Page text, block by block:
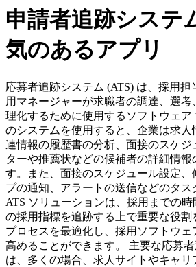
申請者追跡システ
気のあるアプリ
応募者追跡システム (ATS) は、採用
用マネージャーが求職者の調達、選
理化するために使用するソフトウェア
のシステムを使用すると、企業は求人
連情報の履歴書の分析、面接のスケジ
ターや推薦状などの候補者の詳細情報
す。また、面接のスケジュール設定、
プの通知、アラートの送信などのタス
ATS ソリューションは、採用までの
の採用指標を追跡する上で重要な役割
プロセスを最適化し、採用ソフトウ
高めることができます。 主要な応募
は、多くの場合、求人サイトやキャリ